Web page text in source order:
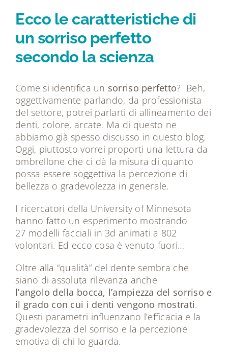
Dicono di noi
Contatti
Ecco le caratteristiche di
un sorriso perfetto
secondo la scienza
Come si identifica un sorriso perfetto? Beh,
oggettivamente parlando, da professionista
del settore, potrei parlarti di allineamento dei
denti, colore, arcate. Ma di questo ne
abbiamo già spesso discusso in questo blog.
Oggi, piuttosto vorrei proporti una lettura da
ombrellone che ci dà la misura di quanto
possa essere soggettiva la percezione di
bellezza o gradevolezza in generale.
I ricercatori della University of Minnesota
hanno fatto un esperimento mostrando
27 modelli facciali in 3d animati a 802
volontari. Ed ecco cosa è venuto fuori…
Oltre alla “qualità” del dente sembra che
siano di assoluta rilevanza anche
l’angolo della bocca, l’ampiezza del sorriso e
il grado con cui i denti vengono mostrati.
Questi parametri influenzano l’efficacia e la
gradevolezza del sorriso e la percezione
emotiva di chi lo guarda.